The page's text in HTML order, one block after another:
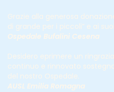
Grazie alla generosa
di grande per i piccoli” e ai
Ospedale Bufalini Cesena
Desidero eprimere un
continuo e rinnovato
del nostro Ospedale
AUSL Emilia Romagna